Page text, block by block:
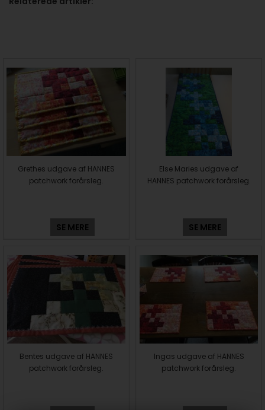
Grethes udgave af HANNES
patchwork forårsleg.
SE MERE
Else Maries udgave af
HANNES patchwork forårsleg.
SE MERE
Bentes udgave af HANNES
patchwork forårsleg.
Ingas udgave af HANNES
patchwork forårsleg.